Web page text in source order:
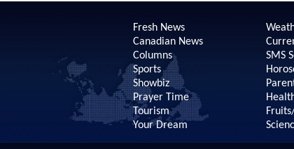
Fresh News
Canadian News
Columns
Sports
Showbiz
Prayer Time
Tourism
Your Dream
SMS